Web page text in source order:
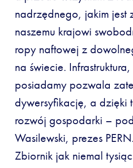
nadrzędnego, jakim jest
naszemu krajowi
ropy naftowej z
na świecie.
posiadamy pozwala
dywersyfikację, a dzięki
rozwój gospodarki –
Wasilewski, prezes
Zbiornik jak niemal